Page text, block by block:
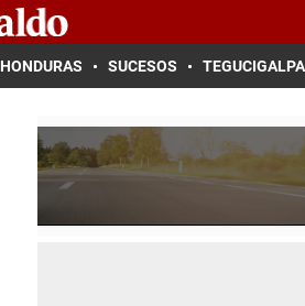
HONDURAS SUCESOS TEGUCIGALPA